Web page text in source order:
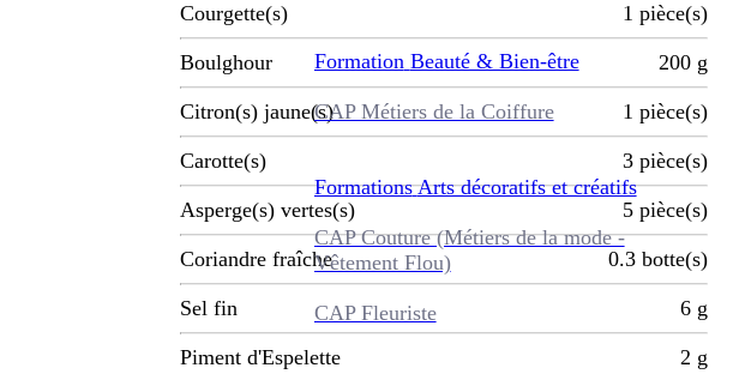
Formation Beauté & Bien-être
CAP Métiers de la Coiffure
Formations Arts décoratifs et créatifs
CAP Couture (Métiers de la mode -
Vêtement Flou)
CAP Fleuriste
Courgette(s) 1 pièce(s)
Boulghour 200 g
Citron(s) jaune(s) 1 pièce(s)
Carotte(s) 3 pièce(s)
Asperge(s) vertes(s) 5 pièce(s)
Coriandre fraîche 0.3 botte(s)
Sel fin 6 g
Piment d'Espelette 2 g